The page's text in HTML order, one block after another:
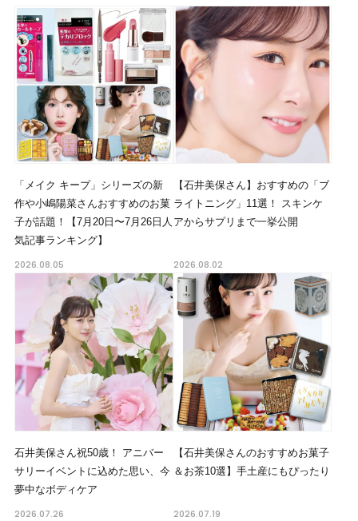
「メイク キープ」シリーズの新
作や小嶋陽菜さんおすすめのお菓
子が話題！【7月20日〜7月26日人
気記事ランキング】
2026.08.05
【石井美保さん】おすすめの「ブ
ライトニング」11選！ スキンケ
アからサプリまで一挙公開
2026.08.02
石井美保さん祝50歳！ アニバー
サリーイベントに込めた思い、今
夢中なボディケア
2026.07.26
【石井美保さんのおすすめお菓子
＆お茶10選】手土産にもぴったり
2026.07.19